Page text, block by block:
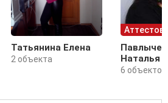
Татьянина Елена
2 объекта
Наталья
6 объектов